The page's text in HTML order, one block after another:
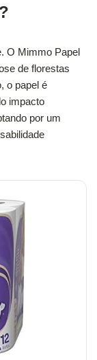
O Mimmo Papel
de florestas
o papel é
impacto
por um